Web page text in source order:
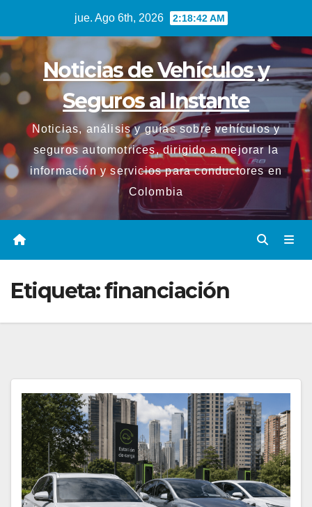
contenido
jue. Ago 6th, 2026 2:18:43 AM
Noticias de Vehículos y
Seguros al Instante
Noticias, análisis y guías sobre vehículos y
seguros automotrices, dirigido a mejorar la
información y servicios para conductores en
Colombia
Etiqueta:financiación